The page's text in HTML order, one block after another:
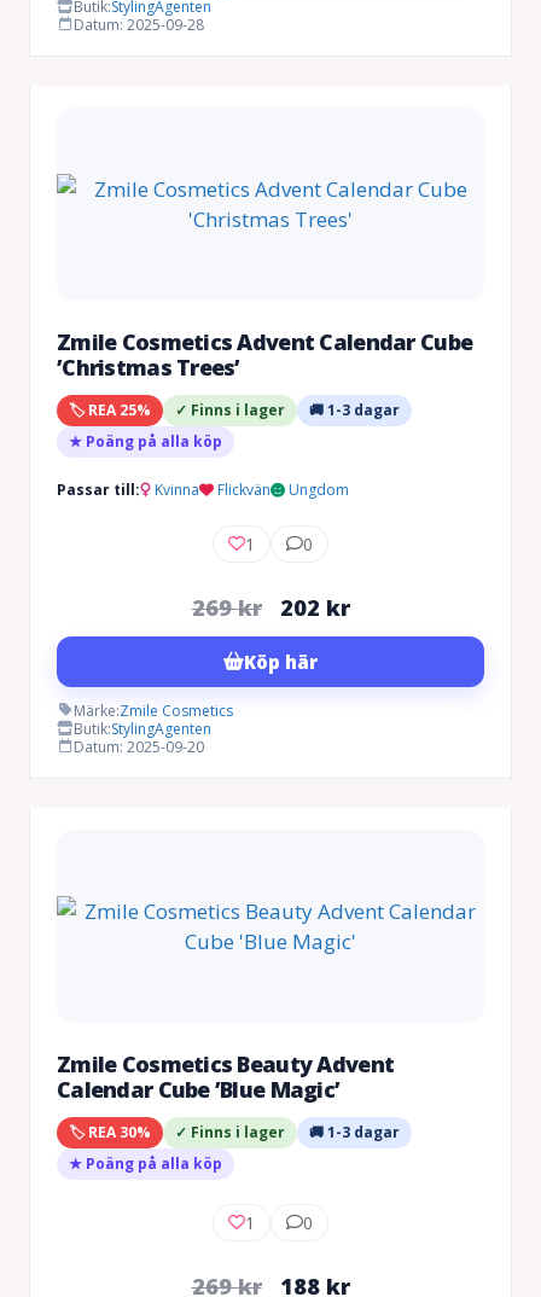
Butik:StylingAgenten
Datum: 2025-09-28
Zmile Cosmetics Advent Calendar Cube
’Christmas Trees’
🏷️ REA 25% ✓ Finns i lager
🚚 1-3 dagar
★ Poäng på alla köp
Passar till: Kvinna Flickvän Ungdom
1 0
269kr
Det
ursprungliga
priset
202 krDet
nuvarande
Köp här
Märke:Zmile Cosmetics
Butik:StylingAgenten
Datum: 2025-09-20
Zmile Cosmetics Beauty Advent
Calendar Cube ’Blue Magic’
🏷️ REA 30% ✓ Finns i lager
🚚 1-3 dagar
★ Poäng på alla köp
1 0
269kr Det
188 krDet